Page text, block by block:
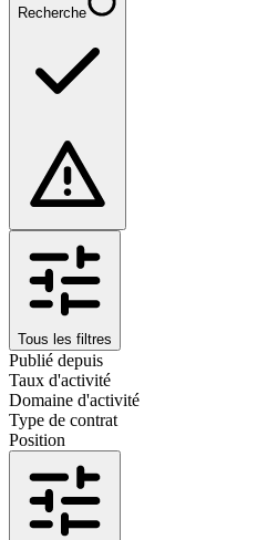
Recherche
Tous les filtres
Publié depuis
Taux d'activité
Domaine d'activité
Type de contrat
Position